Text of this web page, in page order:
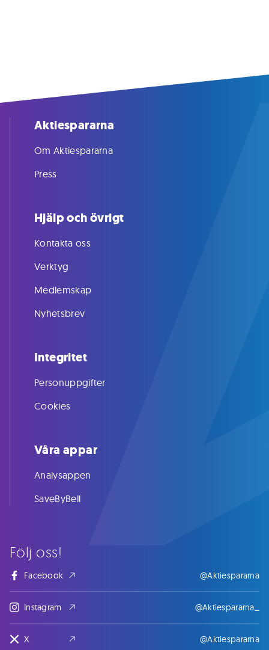
Följ oss!
Facebook @Aktiespararna
Instagram @Aktiespararna_
X @Aktiespararna
Aktiespararna
Om Aktiespararna
Press
Hjälp och övrigt
Kontakta oss
Verktyg
Medlemskap
Nyhetsbrev
Integritet
Personuppgifter
Cookies
Våra appar
Analysappen
SaveByBell